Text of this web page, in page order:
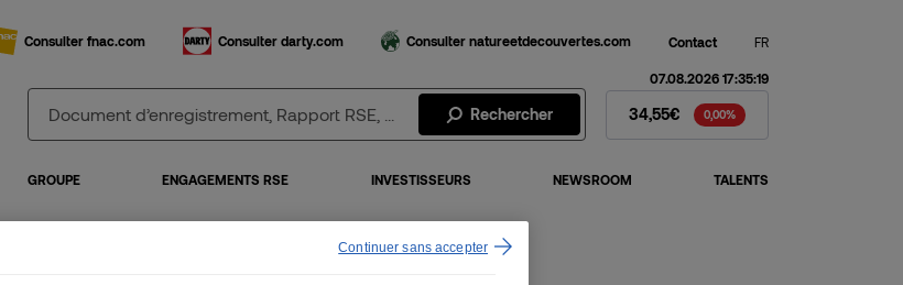
Consulter fnac.com Consulter darty.com Consulter natureetdecouvertes.com Contact FR
Rechercher Action Fnac Darty - Cours de
07.08.2026 17:35:19
34,55€ 0,00%
GROUPE ENGAGEMENTS RSE INVESTISSEURS NEWSROOM TALENTS
Continuer sans accepter